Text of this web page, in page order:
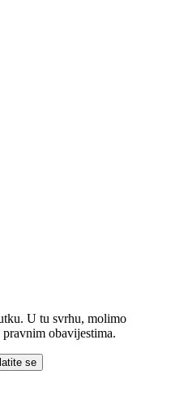
U tu svrhu, molimo
obavijestima.
se